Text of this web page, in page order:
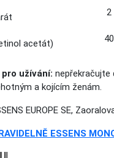
2
acetát)
užívání: nepřekračujte
a kojícím ženám.
EUROPE SE,
ESSENS